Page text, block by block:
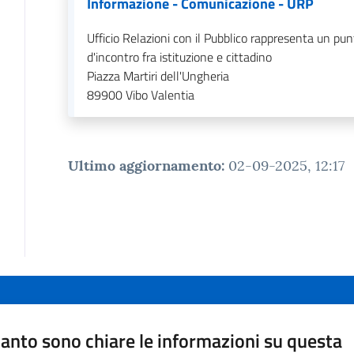
Ufficio Relazioni con il Pubblico rappresenta un
d'incontro fra istituzione e cittadino
Piazza Martiri dell'Ungheria
89900Vibo Valentia
Ultimo aggiornamento: 02-09-2025, 12:17
sono chiare le informazioni su questa